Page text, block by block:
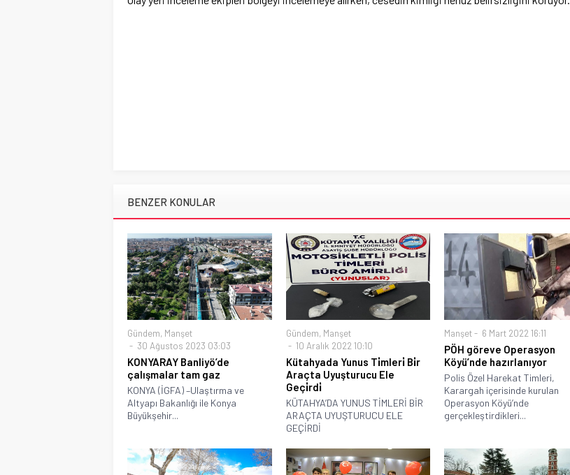
BENZER KONULAR
Gündem, Manşet
30 Ağustos 2023 03:03
KONYARAY Banliyö’de
çalışmalar tam gaz
KONYA (İGFA) –Ulaştırma ve
Altyapı Bakanlığı ile Konya
Büyükşehir...
Gündem, Manşet
10 Aralık 2022 10:10
Kütahyada Yunus Ti̇mleri̇ Bi̇r
Araçta Uyuşturucu Ele
Geçi̇rdi̇
KÜTAHYA’DA YUNUS TİMLERİ BİR
ARAÇTA UYUŞTURUCU ELE
GEÇİRDİ
Manşet 6 Mart 2022 16:11
PÖH göreve Operasyon
Köyü’nde hazırlanıyor
Polis Özel Harekat Timleri,
Karargah içerisinde kurulan
Operasyon Köyü’nde
gerçekleştirdikleri...